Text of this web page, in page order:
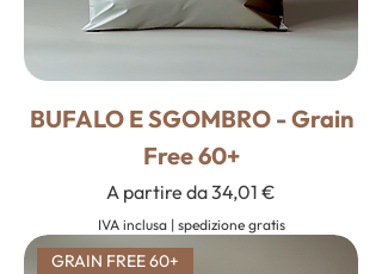
BUFALO E SGOMBRO - Grain
Free 60+
A partire da34,01 €
Prezzo scontato
IVA inclusa| spedizione gratis
GRAIN FREE 60+